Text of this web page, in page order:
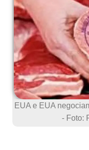
EUA e EUA
- Foto: